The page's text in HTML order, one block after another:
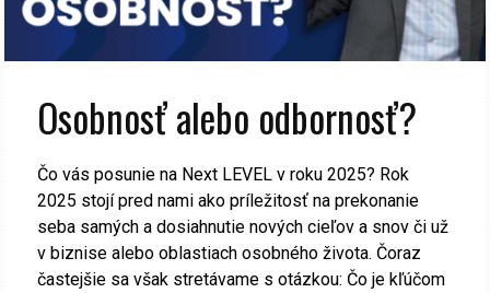
Osobnosť alebo odbornosť?
Čo vás posunie na Next LEVEL v roku 2025? Rok
2025 stojí pred nami ako príležitosť na prekonanie
seba samých a dosiahnutie nových cieľov a snov či už
v biznise alebo oblastiach osobného života. Čoraz
častejšie sa však stretávame s otázkou: Čo je kľúčom